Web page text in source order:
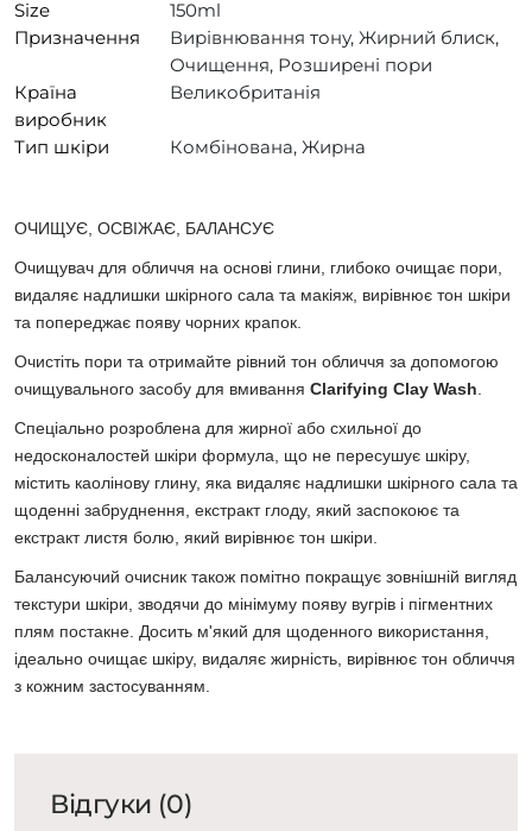
Size
150ml
Призначення
Вирівнювання тону, Жирний блиск,
Очищення, Розширені пори
Країна
виробник
Великобританія
Тип шкіри Комбінована, Жирна
ОЧИЩУЄ, ОСВІЖАЄ, БАЛАНСУЄ
Очищувач для обличчя на основі глини, глибоко очищає пори,
видаляє надлишки шкірного сала та макіяж, вирівнює тон шкіри
та попереджає появу чорних крапок.
Очистіть пори та отримайте рівний тон обличчя за допомогою
очищувального засобу для вмивання Clarifying Clay Wash
Спеціально розроблена для жирної або схильної до
недосконалостей шкіри формула, що не пересушує шкіру,
містить каолінову глину, яка видаляє надлишки шкірного сала та
щоденні забруднення, екстракт глоду, який заспокоює та
екстракт листя болю, який вирівнює тон шкіри.
Балансуючий очисник також помітно покращує зовнішній вигляд
текстури шкіри, зводячи до мінімуму появу вугрів і пігментних
плям постакне. Досить м'який для щоденного використання,
ідеально очищає шкіру, видаляє жирність, вирівнює тон обличчя
з кожним застосуванням.
Відгуки (0)